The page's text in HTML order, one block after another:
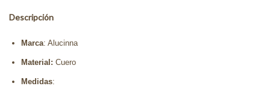
Descripción
Marca: Alucinna
Material: Cuero
Medidas: